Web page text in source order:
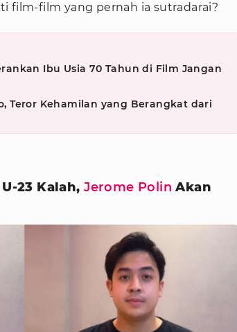
film-film yang pernah ia sutradarai?
Ibu Usia 70 Tahun di Film Jangan
Teror Kehamilan yang Berangkat dari
23 Kalah,Jerome Polin Akan